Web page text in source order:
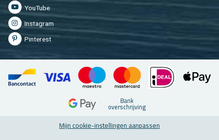
You­Tu­be
In­st­agram
Pin­te­rest
Bank
over­schrij­ving
Mijn coo­kie-in­stel­lin­gen aan­pas­sen